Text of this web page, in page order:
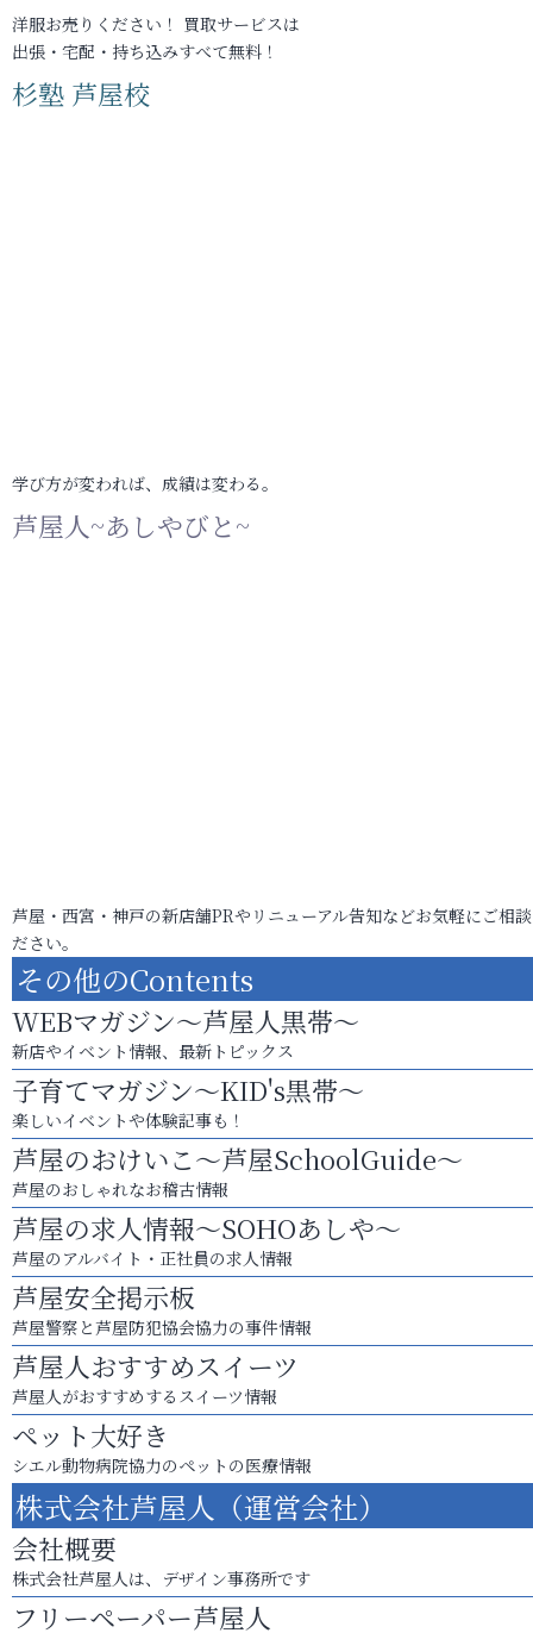
洋服お売りください！ 買取サービスは
出張・宅配・持ち込みすべて無料！
杉塾 芦屋校
学び方が変われば、成績は変わる。
芦屋人~あしやびと~
芦屋・西宮・神戸の新店舗PRやリニューアル告知などお気軽にご相
ださい。
その他のContents
WEBマガジン～芦屋人黒帯～
新店やイベント情報、最新トピックス
子育てマガジン～KID's黒帯～
楽しいイベントや体験記事も！
芦屋のおけいこ～芦屋SchoolGuide～
芦屋のおしゃれなお稽古情報
芦屋の求人情報～SOHOあしや～
芦屋のアルバイト・正社員の求人情報
芦屋安全掲示板
芦屋警察と芦屋防犯協会協力の事件情報
芦屋人おすすめスイーツ
芦屋人がおすすめするスイーツ情報
ペット大好き
シエル動物病院協力のペットの医療情報
株式会社芦屋人（運営会社）
会社概要
株式会社芦屋人は、デザイン事務所です
フリーペーパー芦屋人